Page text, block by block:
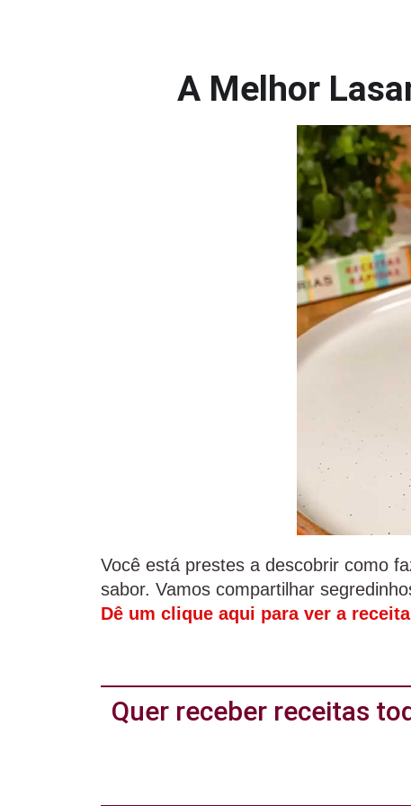
A Melhor
Você está prestes a descobrir como
sabor. Vamos compartilhar
Dê um clique aqui para ver a
Quer receber receitas